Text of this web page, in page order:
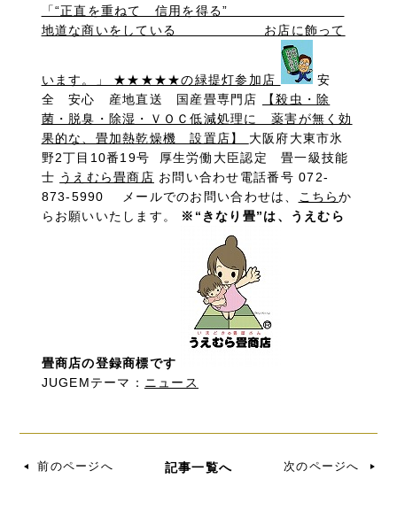
「“正直を重ねて 信用を得る”
地道な商いをしている お店に飾って
います。」 ★★★★★の緑提灯参加店
安
全 安心 産地直送 国産畳専門店
【殺虫・除
菌・脱臭・除湿・ＶＯＣ低減処理に 薬害が無く効
果的な、畳加熱乾燥機 設置店】 大阪府大東市氷
野2丁目10番19号 厚生労働大臣認定 畳一級技能
士 うえむら畳商店 お問い合わせ電話番号 072-
873-5990 メールでのお問い合わせは、
こちらか
らお願いいたします。 ※“きなり畳”は、うえむら
畳商店の登録商標です
JUGEMテーマ： ニュース
前のページへ 記事一覧へ 次のページへ